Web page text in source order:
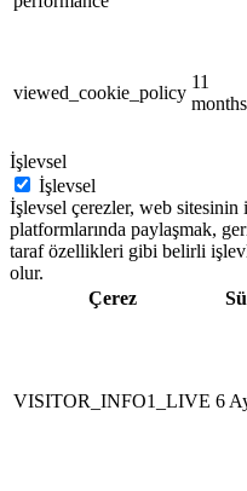
viewed_cookie_policy
11
months
İşlevsel
İşlevsel
İşlevsel çerezler, web sitesinin
platformlarında paylaşmak,
taraf özellikleri gibi belirli
olur.
Çerez
VISITOR_INFO1_LIVE 6